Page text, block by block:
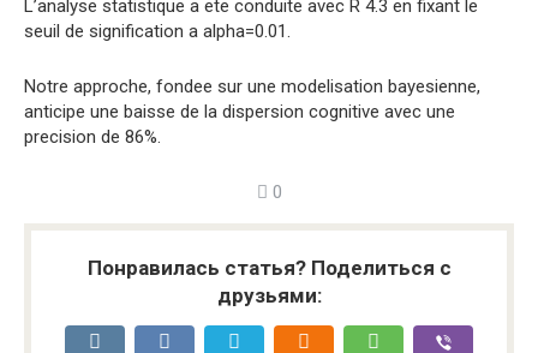
L’analyse statistique a ete conduite avec R 4.3 en fixant le
seuil de signification a alpha=0.01.
Notre approche, fondee sur une modelisation bayesienne,
anticipe une baisse de la dispersion cognitive avec une
precision de 86%.
0
Понравилась статья? Поделиться с
друзьями: